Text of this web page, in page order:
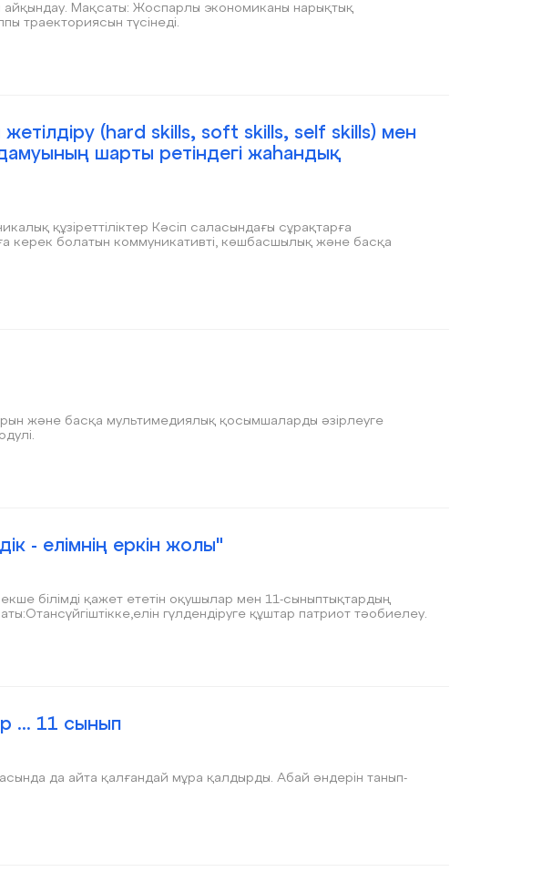
нарықтық
экономикаға трансформациялаудың жалпы траекториясын түсінеді.
(hard skills, soft skills, self skills) мен
шарты ретіндегі жаһандық
болатын коммуникативті, көшбасшылық және басқа
және басқа мультимедиялық қосымшаларды әзірлеуге
- елімнің еркін жолы"
білімді қажет ететін оқушылар мен 11-сыныптықтардың
гүлдендіруге құштар патриот тәобиелеу.
... 11 сынып
да айта қалғандай мұра қалдырды. Абай әндерін танып-